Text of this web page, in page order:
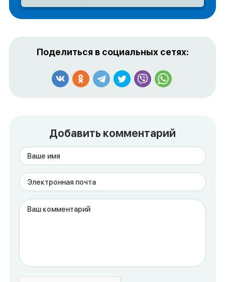
Поделиться в социальных сетях:
Добавить комментарий